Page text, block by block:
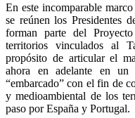
En este incomparable
se reúnen los Presidentes
forman parte del
territorios vinculados al
propósito de articular el
ahora en adelante en
“embarcado” con el fin de
y medioambiental de los
paso por España y Portugal.